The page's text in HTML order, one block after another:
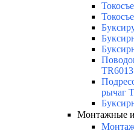
TR6013
рычаг
Монтажные